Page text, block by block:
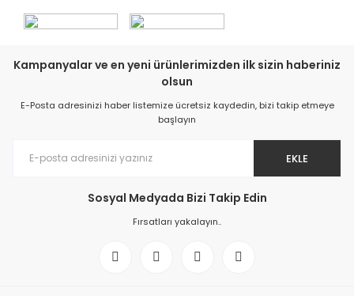
Kampanyalar ve en yeni ürünlerimizden ilk sizin haberiniz
olsun
E-Posta adresinizi haber listemize ücretsiz kaydedin, bizi takip etmeye
başlayın
EKLE
Sosyal Medyada Bizi Takip Edin
Fırsatları yakalayın..